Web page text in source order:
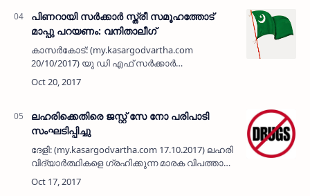
പിണറായി സര്‍ക്കാര്‍ സ്ത്രീ സമൂഹത്തോട്
മാപ്പു പറയണം: വനിതാലീഗ്
കാസര്‍കോട്: (my.kasargodvartha.com
20/10/2017) യു ഡി എഫ് സര്‍ക്കാര്‍
വ്യാപകമാക്കിയ പിണറായി സര്‍ക്കാര്‍
ലഹരിക്കെതിരെ ജസ്റ്റ് സേ നോ പരിപാടി
സംഘടിപ്പിച്ചു
ദേളി: (my.kasargodvartha.com 17.10.2017) ലഹരി
വിദ്യാര്‍ത്ഥികളെ ഗ്രഹിക്കുന്ന മാരക വിപത്തായി
പ്രവര്‍ത്തനങ്ങളില്‍ മുന്‍പന്തിയില്‍ നില്‍ക്കാന്‍